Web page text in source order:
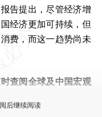
告提出，尽管经济增
经济更加可持续，但
费，而这一趋势尚未
时查阅全球及中国宏观
后继续阅读